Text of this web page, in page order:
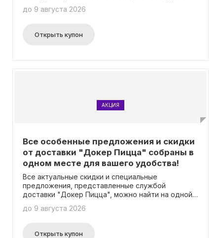
"Пепперони", "Ветчирелла" и "Чикен Ранч". Вы не
воспользоваться этим предложением.
до 9 августа 2026
Открыть купон
АКЦИЯ
Все особенные предложения и скидки
от доставки "Докер Пицца" собраны в
одном месте для вашего удобства!
Все актуальные скидки и специальные
предложения, представленные службой
доставки "Докер Пицца", можно найти на одной
следите за обновлениями! Вам не требуется
предложений.
до 9 августа 2026
Открыть купон